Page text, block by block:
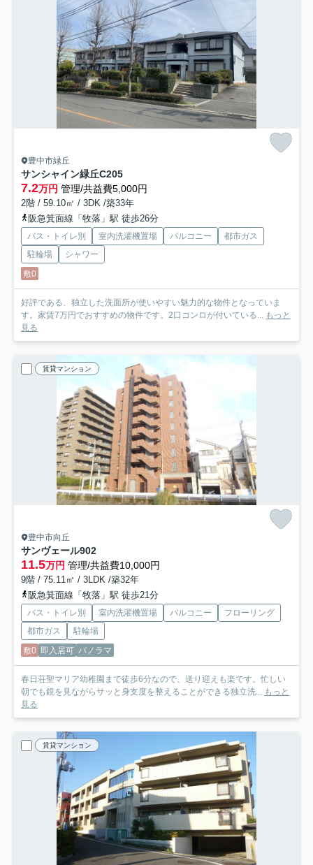
豊中市緑丘
サンシャイン緑丘C205
7.2万円 管理/共益費5,000円
2階 / 59.10㎡ / 3DK /築33年
阪急箕面線「牧落」駅 徒歩26分
バス・トイレ別 室内洗濯機置場 バルコニー
都市ガス
駐輪場
シャワー
敷0
好評である、独立した洗面所が使いやすい魅力的な物件となっていま
す。家賃7万円でおすすめの物件です。2口コンロが付いている... もっと
見る
賃貸マンション
豊中市向丘
サンヴェール902
11.5万円 管理/共益費10,000円
9階 / 75.11㎡ / 3LDK /築32年
阪急箕面線「牧落」駅 徒歩21分
バス・トイレ別 室内洗濯機置場 バルコニー
フローリング
都市ガス
駐輪場
敷0 即入居可 パノラマ
春日荘聖マリア幼稚園まで徒歩6分なので、送り迎えも楽です。忙しい
朝でも鏡を見ながらサッと身支度を整えることができる独立洗... もっと
見る
賃貸マンション